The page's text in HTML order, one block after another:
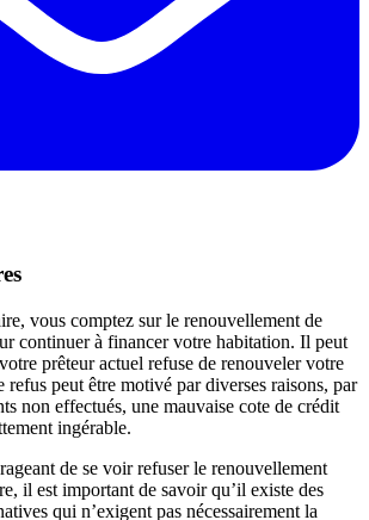
vous comptez sur le renouvellement de
continuer à financer votre habitation. Il peut
prêteur actuel refuse de renouveler votre
refus peut être motivé par diverses raisons, par
non effectués, une mauvaise cote de crédit
ingérable.
de se voir refuser le renouvellement
il est important de savoir qu’il existe des
qui n’exigent pas nécessairement la